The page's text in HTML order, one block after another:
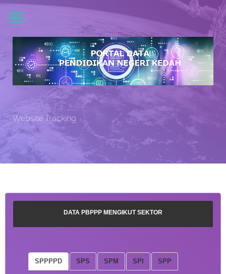
Website Tracking
DATA PBPPP MENGIKUT SEKTOR
SPPPPD SPS SPM SPI SPP